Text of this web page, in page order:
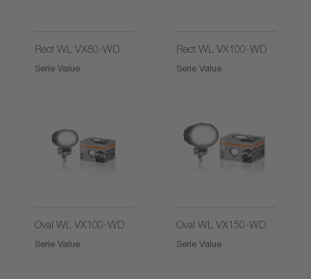
Rect WL VX80-WD
Serie Value
Rect WL VX100-WD
Serie Value
Oval WL VX100-WD
Serie Value
Oval WL VX150-WD
Serie Value